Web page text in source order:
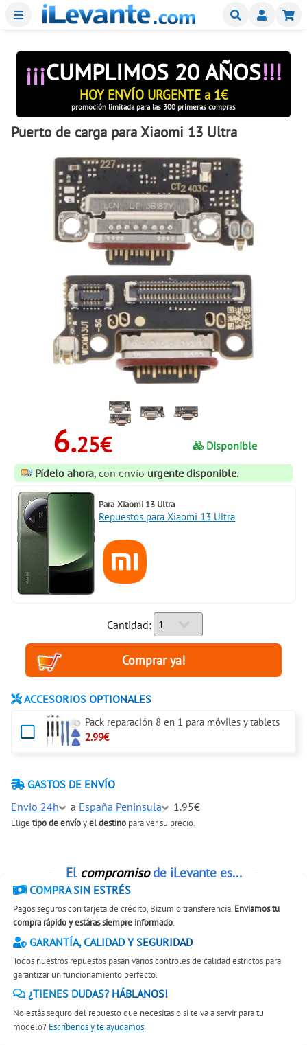
Menu Buscar
¡¡¡CUMPLIMOS 20 AÑOS!!!
HOY ENVÍO URGENTE a 1€
promoción limitada para las 300 primeras compras
Puerto de carga para Xiaomi 13 Ultra
6.25€
Disponible
Pídelo ahora, con envío urgente disponible.
Para Xiaomi 13 Ultra
Repuestos para Xiaomi 13 Ultra
Cantidad:
ACCESORIOS OPTIONALES
Pack reparación 8 en 1 para móviles y tablets
2.99€
GASTOS DE ENVÍO
Envio 24h
a España Peninsula 1.95€
Elige tipo de envíoyel destino para ver su precio.
El compromisode iLevante es...
COMPRA SIN ESTRÉS
Pagos seguros con tarjeta de crédito, Bizum o transferencia. Enviamos tu
compra rápido y estáras siempre informado.
GARANTÍA, CALIDAD Y SEGURIDAD
Todos nuestros repuestos pasan varios controles de calidad estrictos para
garantizar un funcionamiento perfecto.
¿TIENES DUDAS? HÁBLANOS!
No estás seguro del repuesto que necesitas o si te va a servir para tu
modelo? Escríbenos y te ayudamos